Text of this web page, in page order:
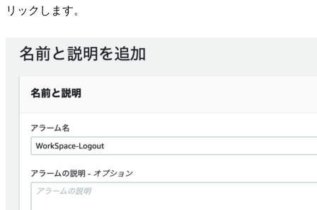
リックします。